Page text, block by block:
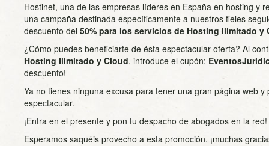
Hostinet, una de las empresas líderes en España en hosting y
una campaña destinada específicamente a nuestros fieles
descuento del 50% para los servicios de Hosting Ilimitado y
¿Cómo puedes beneficiarte de ésta espectacular oferta? Al
Hosting Ilimitado y Cloud, introduce el cupón:
descuento!
Ya no tienes ninguna excusa para tener una gran página web
espectacular.
¡Entra en el presente y pon tu despacho de abogados en la red!
Esperamos saquéis provecho a esta promoción. ¡muchas